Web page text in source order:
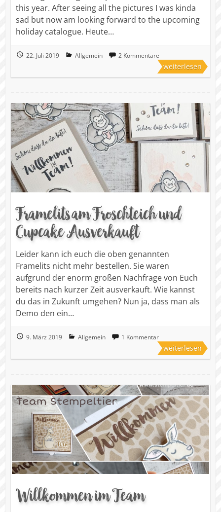
this year. After seeing all the pictures I was kinda
sad but now am looking forward to the upcoming
holiday catalogue. Heute…
22. Juli 2019 Allgemein 2 Kommentare
weiterlesen
Framelits am Froschteich und
Cupcake Ausverkauft
Leider kann ich euch die oben genannten
Framelits nicht mehr bestellen. Sie waren
aufgrund der enorm großen Nachfrage von Euch
bereits nach kurzer Zeit ausverkauft. Wie kannst
du das in Zukunft umgehen? Nun ja, dass man als
Demo den ein…
9. März 2019 Allgemein 1 Kommentar
weiterlesen
Willkommen im Team